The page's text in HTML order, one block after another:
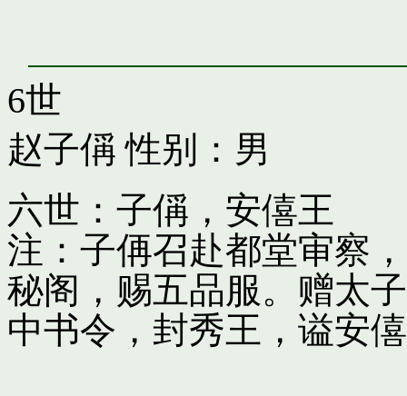
6世
赵子偁 性别：男
六世：子偁，安僖王
注：子侢召赴都堂审察
秘阁，赐五品服。赠太
中书令，封秀王，谥安